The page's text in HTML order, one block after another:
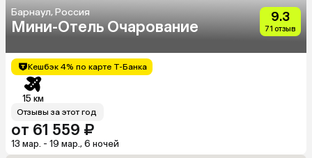
Барнаул, Россия
Мини-Отель Очарование
9.3
71 отзыв
Кешбэк 4% по карте Т-Банка
15 км
Отзывы за этот год
от 61 559 ₽
13 мар. - 19 мар., 6 ночей